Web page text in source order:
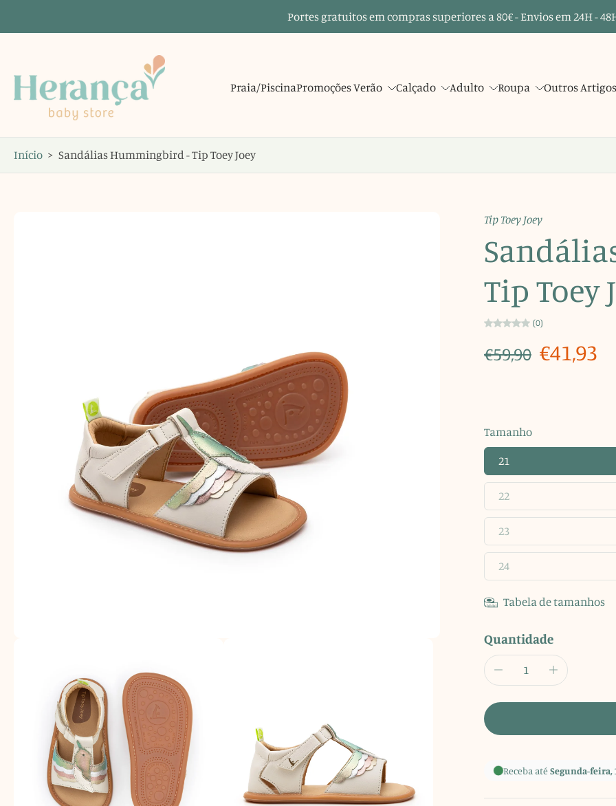
para
Portes gratuitos em compras superiores a 80€ - Envios em 24H -
Praia/PiscinaPromoções Verão Calçado Adulto Roupa Outros Artigos
Início > Sandálias Hummingbird - Tip Toey Joey
Tip Toey Joey
Tip Toey
(0)
€59,90 €41,93
Tamanho
21
22
23
24
Tabela de tamanhos
Quantidade
Receba atéSegunda-feira,